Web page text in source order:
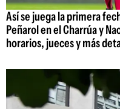
Así se juega la primera
Peñarol en el Charrúa y
horarios, jueces y más